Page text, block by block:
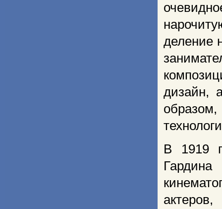
деление
дизайн,
В 1919